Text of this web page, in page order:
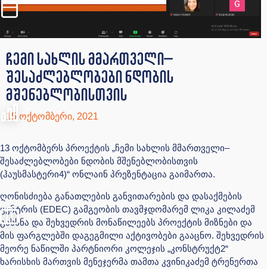
ჩემი სახლის მმართველი–
შესაძლებლობები ნდობის
მშენებლობისთვის
15 ოქტომბერი, 2021
13 ოქტომბერს პროექტის „ჩემი სახლის მმართველი–
შესაძლებლობები ნდობის მშენებლობისთვის
(ჰაუსმასტერი4)“ ონლაინ პრეზენტაცია გაიმართა.
ღონისძიება განათლების განვითარების და დასაქმების
ცენტრის (EDEC) გამგეობის თავმჯდომარემ ლიკა კილაძემ
გახსნა და შეხვედრის მონაწილეებს პროექტის მიზნები და
მის ფარგლებში დაგეგმილი აქტივობები გააცნო. შეხვედრის
მეორე ნაწილში პარტნიორი კოლეჯის „კონსტრუქტ2“
ხარისხის მართვის მენეჯერმა თამთა კვინიკაძემ ტრენერთა